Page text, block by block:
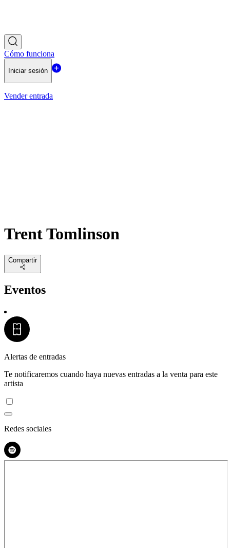
Cómo funciona
Iniciar sesión
Vender entrada
Trent Tomlinson
Compartir
Eventos
Alertas de entradas
Te notificaremos cuando haya nuevas entradas a la venta para este
artista
Redes sociales